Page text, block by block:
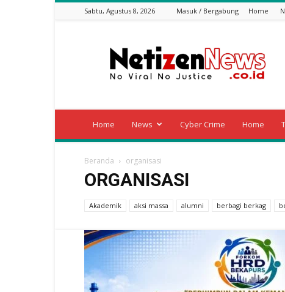
Sabtu, Agustus 8, 2026 Masuk / Bergabung Home
News
Home News Cyber Crime Home
Beranda organisasi
ORGANISASI
Akademik aksi massa alumni berbagi berkag